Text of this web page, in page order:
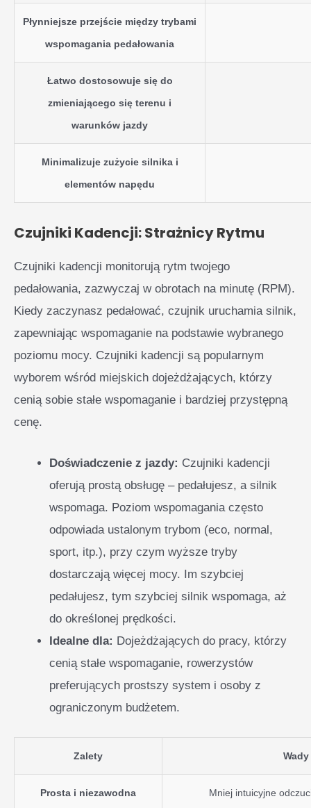
Płynniejsze przejście między trybami
wspomagania pedałowania
Łatwo dostosowuje się do
zmieniającego się terenu i
warunków jazdy
Minimalizuje zużycie silnika i
elementów napędu
Czujniki Kadencji: Strażnicy Rytmu
Czujniki kadencji monitorują rytm twojego
pedałowania, zazwyczaj w obrotach na minutę (RPM).
Kiedy zaczynasz pedałować, czujnik uruchamia silnik,
zapewniając wspomaganie na podstawie wybranego
poziomu mocy. Czujniki kadencji są popularnym
wyborem wśród miejskich dojeżdżających, którzy
cenią sobie stałe wspomaganie i bardziej przystępną
cenę.
Doświadczenie z jazdy: Czujniki kadencji
oferują prostą obsługę – pedałujesz, a silnik
wspomaga. Poziom wspomagania często
odpowiada ustalonym trybom (eco, normal,
sport, itp.), przy czym wyższe tryby
dostarczają więcej mocy. Im szybciej
pedałujesz, tym szybciej silnik wspomaga, aż
do określonej prędkości.
Idealne dla: Dojeżdżających do pracy, którzy
cenią stałe wspomaganie, rowerzystów
preferujących prostszy system i osoby z
ograniczonym budżetem.
Zalety Wady
Prosta i niezawodna
Mniej intuicyjne